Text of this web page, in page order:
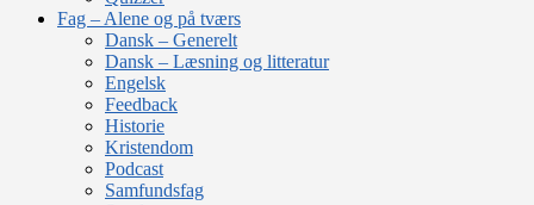
Fag – Alene og på tværs
Dansk – Generelt
Dansk – Læsning og litteratur
Engelsk
Feedback
Historie
Kristendom
Podcast
Samfundsfag